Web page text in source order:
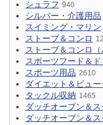
シュラフ 940
シルバー・介護用品
スイミング・マリン
ストーブ＆コンロ
ストーブ＆コンロ（
スポーツフード＆ド
スポーツ用品 2610
ダイエット＆ビュ
タックル収納 1465
ダッチオーブン＆
ダッチオーブン＆ス